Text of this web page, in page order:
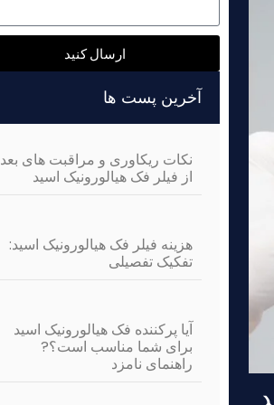
ارسال کنید
Alternative:
آخرین پست ها
نکات ریکاوری و مراقبت های بعد
از فیلر فک هیالورونیک اسید
هزینه فیلر فک هیالورونیک اسید:
تفکیک تفصیلی
آیا پرکننده فک هیالورونیک اسید
برای شما مناسب است؟?
راهنمای نامزد